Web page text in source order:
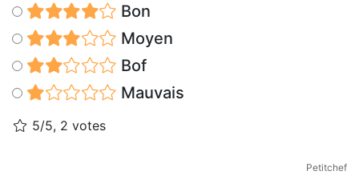
Bon
Moyen
Bof
Mauvais
5/5, 2 votes
Petitchef